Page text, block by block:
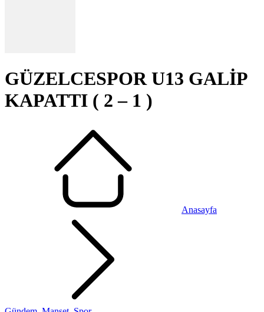
GÜZELCESPOR U13 GALİP
KAPATTI ( 2 – 1 )
Anasayfa